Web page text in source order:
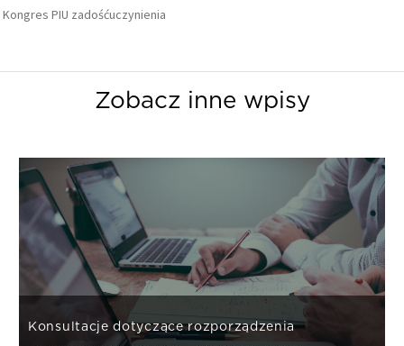
Kongres PIU zadośćuczynienia
Zobacz inne wpisy
Konsultacje dotyczące rozporządzenia